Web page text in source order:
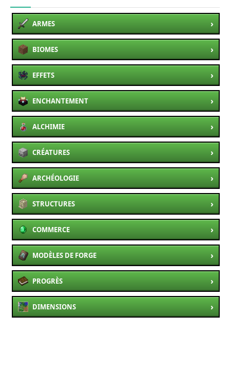
ARMES ›
BIOMES ›
EFFETS ›
ENCHANTEMENT ›
ALCHIMIE ›
CRÉATURES ›
ARCHÉOLOGIE ›
STRUCTURES ›
COMMERCE ›
MODÈLES DE FORGE ›
PROGRÈS ›
DIMENSIONS ›